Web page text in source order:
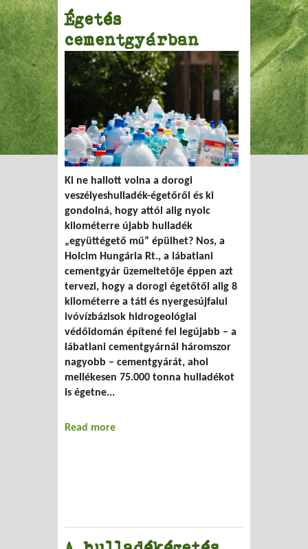
Égetés
cementgyárban
Ki ne hallott volna a dorogi
veszélyeshulladék-égetőről és ki
gondolná, hogy attól alig nyolc
kilométerre újabb hulladék
„együttégető mű” épülhet? Nos, a
Holcim Hungária Rt., a lábatlani
cementgyár üzemeltetője éppen azt
tervezi, hogy a dorogi égetőtől alig 8
kilométerre a táti és nyergesújfalui
ivóvízbázisok hidrogeológiai
védőidomán építené fel legújabb – a
lábatlani cementgyárnál háromszor
nagyobb – cementgyárát, ahol
mellékesen 75.000 tonna hulladékot
is égetne...
Read more